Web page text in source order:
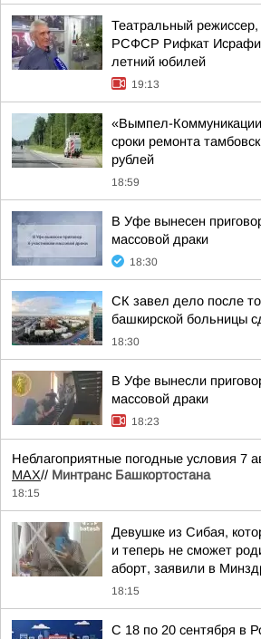
Театральный
РСФСР Рифкат
летний юбилей
19:13
«Вымпел-
сроки ремонта
рублей
18:59
В Уфе вынесен
массовой драки
18:30
СК завел дело после
башкирской больницы
18:30
В Уфе вынесли
массовой драки
18:23
Неблагоприятные погодные условия 7
MAX// Минтранс Башкортостана
18:15
Девушке из Сибая,
и теперь не сможет
аборт, заявили в
18:15
С 18 по 20 сентября в